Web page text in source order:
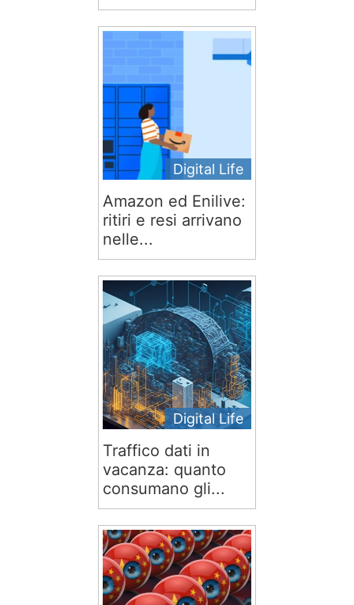
Digital Life
Amazon ed Enilive:
ritiri e resi arrivano
nelle...
Digital Life
Traffico dati in
vacanza: quanto
consumano gli...